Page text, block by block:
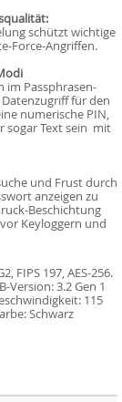
schützt wichtige
Force-Angriffen.
im Passphrasen-
für den
numerische PIN,
Text sein  mit
und Frust durch
anzeigen zu
Beschichtung
Keyloggern und
FIPS 197, AES-256.
Version: 3.2 Gen 1
115
Schwarz